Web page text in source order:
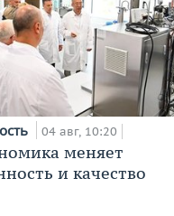
04 авг, 10:20
меняет
и качество